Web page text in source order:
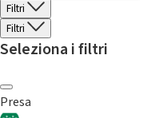
Filtri
Filtri
Seleziona i filtri
Presa